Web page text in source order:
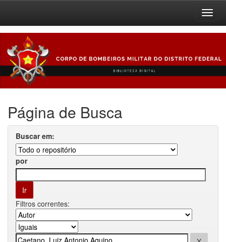
navigation
Página de Busca
Buscar em:
por
Filtros correntes: